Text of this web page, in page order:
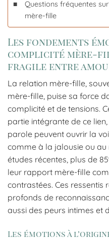
Questions fréquentes
mère-fille
Les fondements
complicité mère-
fragile entre
La relation mère-fille,
mère-fille, puise sa force
complicité et de tensions.
partie intégrante de ce
parole peuvent ouvrir la
comme à la jalousie ou au
études récentes, plus de
leur rapport mère-fille
contrastées. Ces ressentis
profonds de
aussi des peurs intimes et
Les émotions à